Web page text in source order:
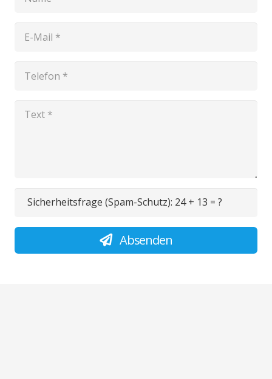
Sicherheitsfrage (Spam-Schutz): 24 + 13 = ?
Absenden